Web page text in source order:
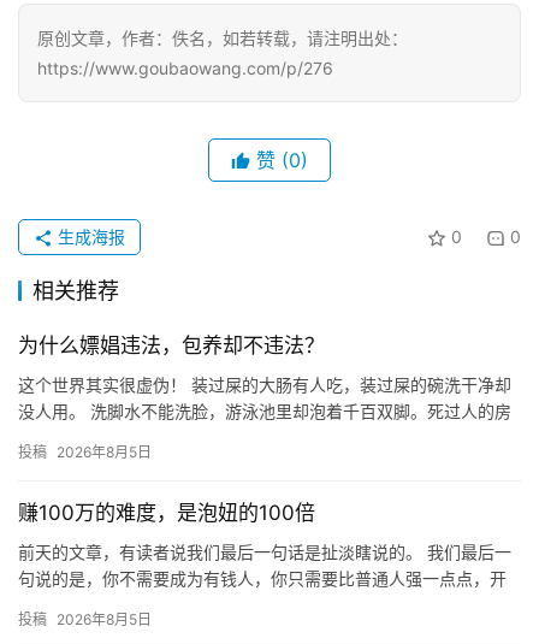
登录 注册
原创文章，作者：佚名，如若转载，请注明出处：
https://www.goubaowang.com/p/276
赞 (0)
0 0
生成海报
相关推荐
为什么嫖娼违法，包养却不违法？
这个世界其实很虚伪！ 装过屎的大肠有人吃，装过屎的碗洗干净却
没人用。 洗脚水不能洗脸，游泳池里却泡着千百双脚。死过人的房
被…
投稿 2026年8月5日
赚100万的难度，是泡妞的100倍
前天的文章，有读者说我们最后一句话是扯淡瞎说的。 我们最后一
句说的是，你不需要成为有钱人，你只需要比普通人强一点点，开
1…
投稿 2026年8月5日